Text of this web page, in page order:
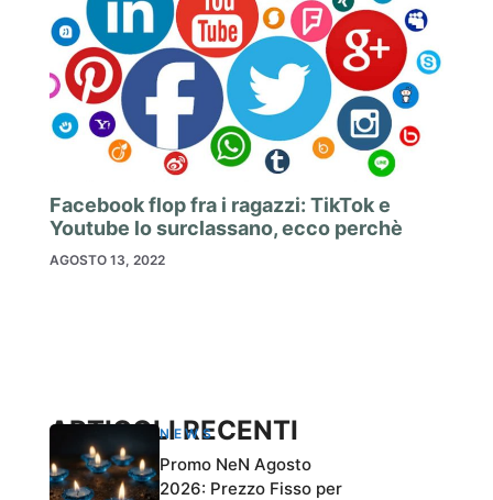
Facebook flop fra i ragazzi: TikTok e
Youtube lo surclassano, ecco perchè
AGOSTO 13, 2022
ARTICOLI RECENTI
NEWS
Promo NeN Agosto
2026: Prezzo Fisso per